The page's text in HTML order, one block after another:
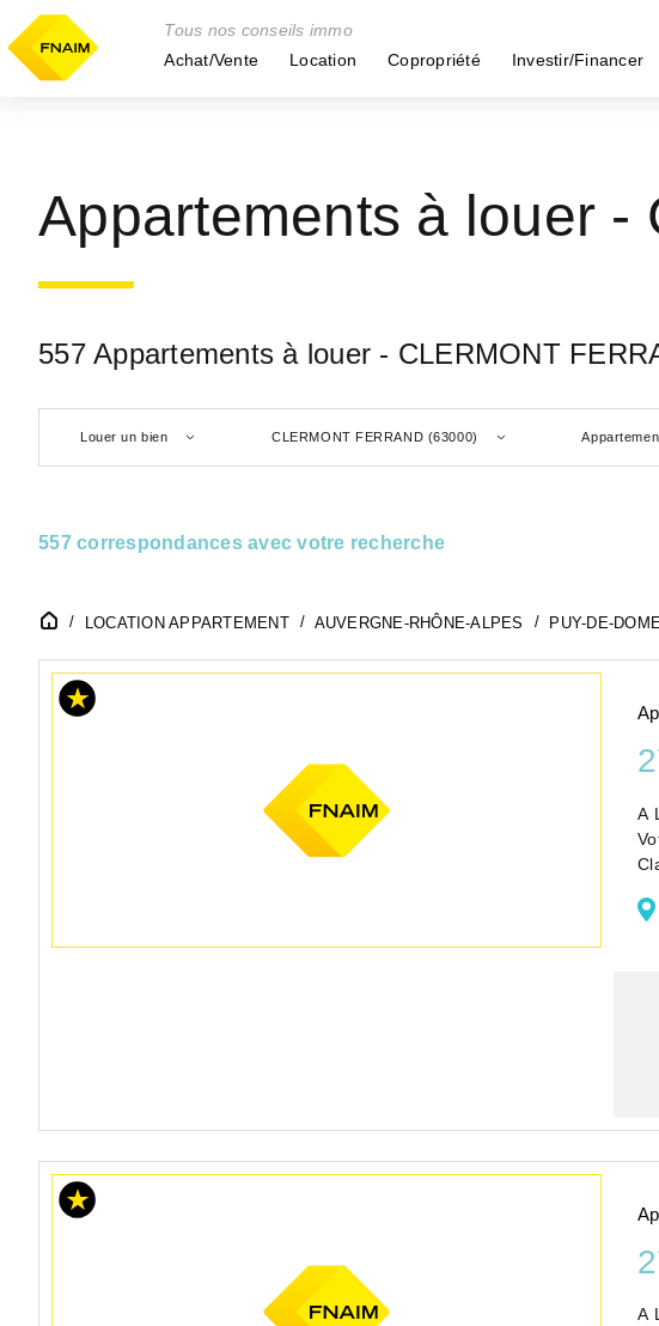
Tous nos conseils immo
Achat/Vente
Location Copropriété Investir/Financer
Appartements à louer -
557 Appartements à louer - CLERMONT
Louer un bien CLERMONT FERRAND (63000)
557 correspondances avec votre recherche
LOCATION APPARTEMENT AUVERGNE-RHÔNE-ALPES PUY-DE-
A
A